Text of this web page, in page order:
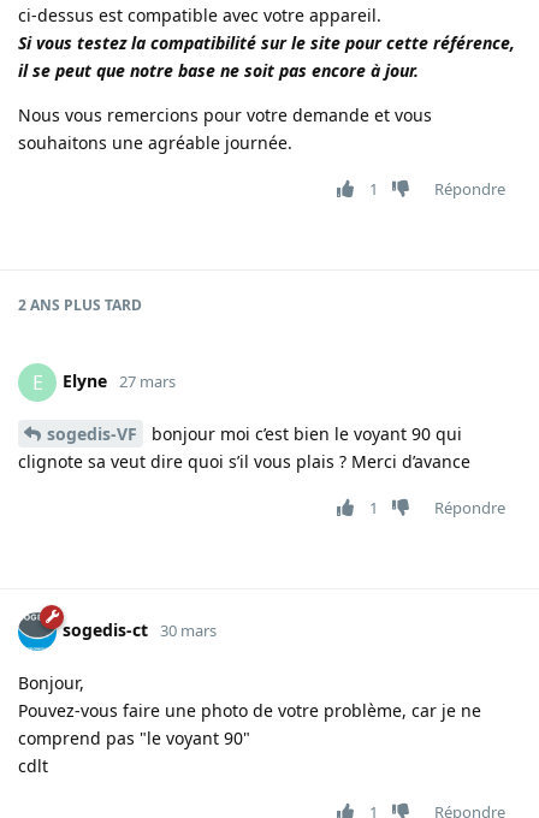
ci-dessus est compatible avec votre appareil.
Si vous testez la compatibilité sur le site pour cette référence,
il se peut que notre base ne soit pas encore à jour.
Nous vous remercions pour votre demande et vous
souhaitons une agréable journée.
1 Répondre
2 ANS PLUS TARD
E Elyne 27 mars
sogedis-VF
bonjour moi c’est bien le voyant 90 qui
clignote sa veut dire quoi s’il vous plais ? Merci d’avance
1 Répondre
sogedis-ct 30 mars
Bonjour,
Pouvez-vous faire une photo de votre problème, car je ne
comprend pas "le voyant 90"
cdlt
1 Répondre